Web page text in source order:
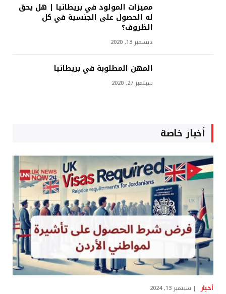
مميزات المولود في بريطانيا | هل يحق
له الحصول على الجنسية في كل
الظروف؟
ديسمبر 13, 2020
المهن المطلوبة في بريطانيا
سبتمبر 27, 2020
أخبار خاصة
أخبار سبتمبر 13, 2024